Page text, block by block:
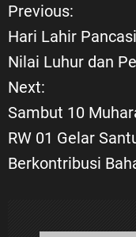
N
a
v
i
g
Previous:
Hari Lahir
Nilai Luhur dan
Next:
Sambut 10
RW 01 Gelar
Berkontribusi